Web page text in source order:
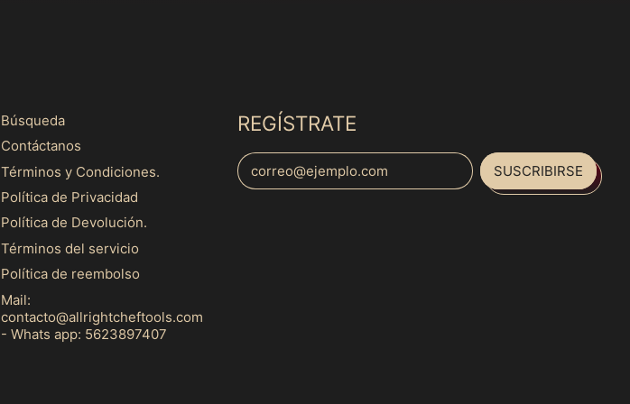
Búsqueda
Contáctanos
Términos y Condiciones.
Política de Privacidad
Política de Devolución.
Términos del servicio
Política de reembolso
Mail:
contacto@allrightcheftools.com
- Whats app: 5623897407
REGÍSTRATE
Dirección de correo electrónico
SUSCRIBIRSE
Cabo Verde (MXN $)